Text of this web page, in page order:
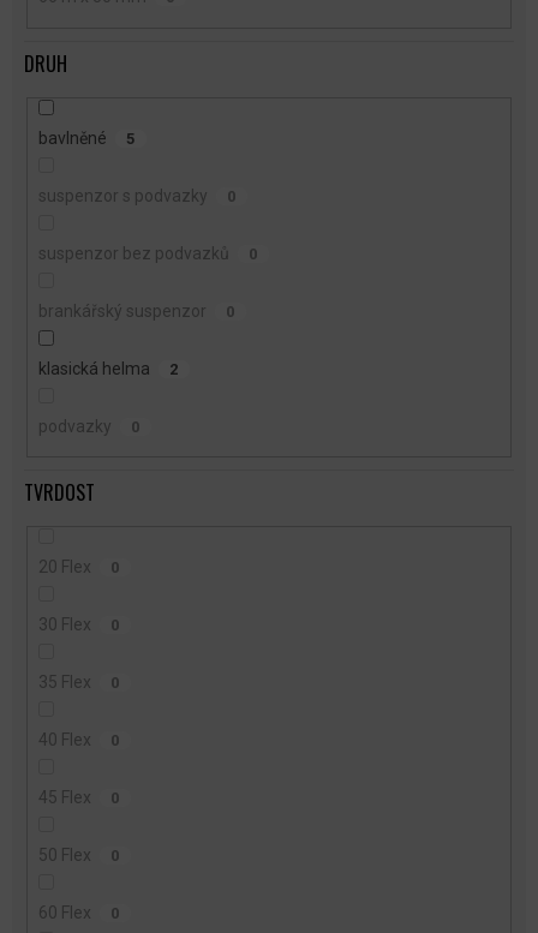
DRUH
bavlněné 5
suspenzor s podvazky 0
suspenzor bez podvazků 0
brankářský suspenzor 0
klasická helma 2
podvazky 0
TVRDOST
20 Flex 0
30 Flex 0
35 Flex 0
40 Flex 0
45 Flex 0
50 Flex 0
60 Flex 0